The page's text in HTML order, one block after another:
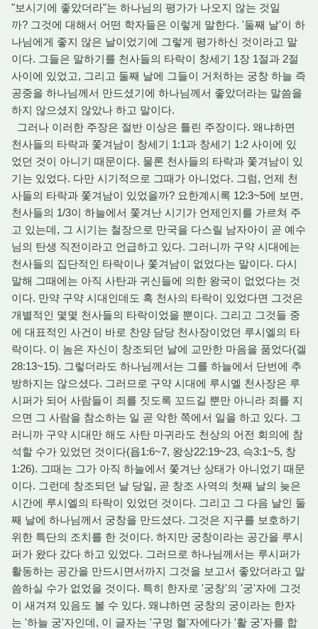
"보시기에 좋았더라"는 하나님의 평가가 나오지 않는 것일
까? 그것에 대해서 어떤 학자들은 이렇게 말한다. '둘째 날'이 하
나님에게 좋지 않은 날이었기에 그렇게 평가하신 것이라고 말
이다. 그들은 말하기를 천사들의 타락이 창세기 1장 1절과 2절
사이에 있었고, 그리고 둘째 날에 그들이 거처하는 궁창 하늘 즉
공중을 하나님께서 만드셨기에 하나님께서 좋았더라는 말씀을
하지 않으셨지 않았나 하고 말이다.
그러나 이러한 주장은 절반 이상은 틀린 주장이다. 왜냐하면
천사들의 타락과 쫓겨남이 창세기 1:1과 창세기 1:2 사이에 있
었던 것이 아니기 때문이다. 물론 천사들의 타락과 쫓겨남이 있
기는 있었다. 다만 시기적으로 그때가 아니었다. 그럼, 언제 천
사들의 타락과 쫓겨남이 있었을까? 요한계시록 12:3~5에 보면,
천사들의 1/3이 하늘에서 쫓겨난 시기가 언제인지를 가르쳐 주
고 있는데, 그 시기는 철장으로 만국을 다스릴 남자아이 곧 예수
님의 탄생 직전이라고 언급하고 있다. 그러니까 구약 시대에는
천사들의 집단적인 타락이나 쫓겨남이 없었다는 말이다. 다시
말해 그때에는 아직 사탄과 귀신들에 의한 왕국이 없었다는 것
이다. 만약 구약 시대인데도 혹 천사의 타락이 있었다면 그것은
개별적인 몇몇 천사들의 타락이었을 뿐이다. 그리고 그것들 중
에 대표적인 사건이 바로 찬양 담당 천사장이었던 루시엘의 타
락이다. 이 놈은 자신이 창조되던 날에 교만한 마음을 품었다(겔
28:13~15). 그렇더라도 하나님께서는 그를 하늘에서 단번에 추
방하지는 않으셨다. 그러므로 구약 시대에 루시엘 천사장은 루
시퍼가 되어 사람들이 죄를 짓도록 꼬드길 뿐만 아니라 죄를 지
으면 그 사람을 참소하는 일 곧 악한 쪽에서 일을 하고 있다. 그
러니까 구약 시대만 해도 사탄 마귀라도 천상의 어전 회의에 참
석할 수가 있었던 것이다(욥1:6~7, 왕상22:19~23, 슥3:1~5, 창
1:26). 그때는 그가 아직 하늘에서 쫓겨난 상태가 아니었기 때문
이다. 그런데 창조되던 날 당일, 곧 창조 사역의 첫째 날의 늦은
시간에 루시엘의 타락이 있었던 것이다. 그리고 그 다음 날인 둘
째 날에 하나님께서 궁창을 만드셨다. 그것은 지구를 보호하기
위한 특단의 조치를 한 것이다. 하지만 궁창이라는 공간을 루시
퍼가 왔다 갔다 하고 있었다. 그러므로 하나님께서는 루시퍼가
활동하는 공간을 만드시면서까지 그것을 보고서 좋았더라고 말
씀하실 수가 없었을 것이다. 특히 한자로 '궁창'의 '궁'자에 그것
이 새겨져 있음도 볼 수 있다. 왜냐하면 궁창의 궁이라는 한자
는 '하늘 궁'자인데, 이 글자는 '구멍 혈'자에다가 '활 궁'자를 합